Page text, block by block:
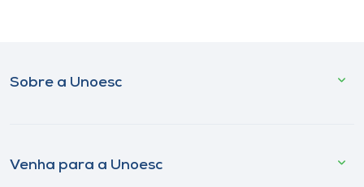
Sobre a Unoesc
Venha para a Unoesc